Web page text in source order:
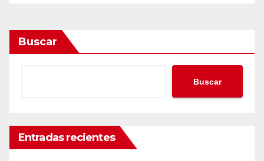
Buscar
Buscar
Entradas recientes